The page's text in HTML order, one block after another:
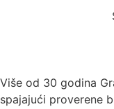
Više od 30 godina
spajajući proverene